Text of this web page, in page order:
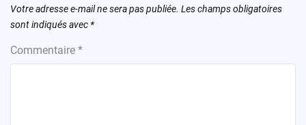
Votre adresse e-mail ne sera pas publiée. Les champs obligatoires
sont indiqués avec *
Commentaire *